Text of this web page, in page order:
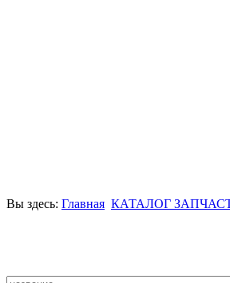
Вы здесь: Главная КАТАЛОГ